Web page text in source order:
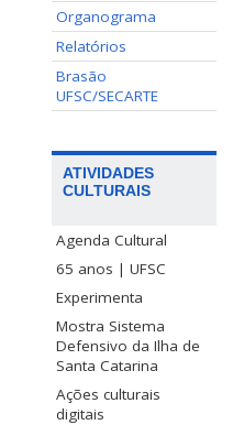
Organograma
Relatórios
Brasão
UFSC/SECARTE
ATIVIDADES
CULTURAIS
Agenda Cultural
65 anos | UFSC
Experimenta
Mostra Sistema
Defensivo da Ilha de
Santa Catarina
Ações culturais
digitais